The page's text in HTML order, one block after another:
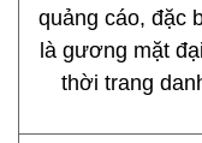
quảng cáo, đặc
là gương mặt
thời trang